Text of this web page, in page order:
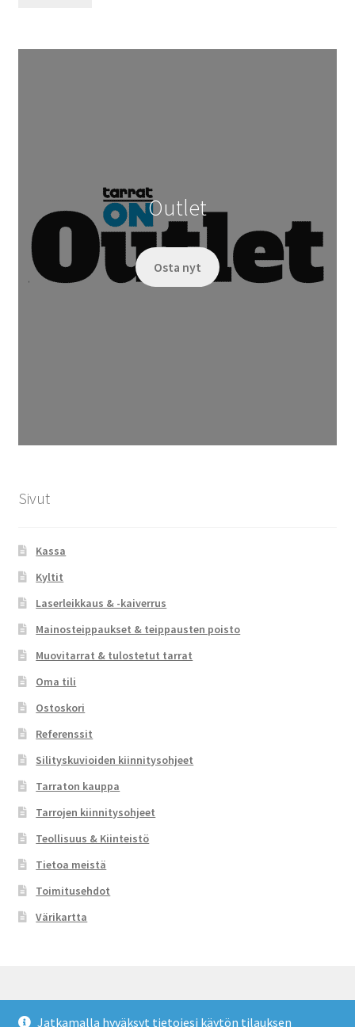
Jatkamalla hyväksyt tietojesi käytön tilauksen
Outlet
Osta nyt
Sivut
Kassa
Kyltit
Laserleikkaus & -kaiverrus
Mainosteippaukset & teippausten poisto
Muovitarrat & tulostetut tarrat
Oma tili
Ostoskori
Referenssit
Silityskuvioiden kiinnitysohjeet
Tarraton kauppa
Tarrojen kiinnitysohjeet
Teollisuus & Kiinteistö
Tietoa meistä
Toimitusehdot
Värikartta